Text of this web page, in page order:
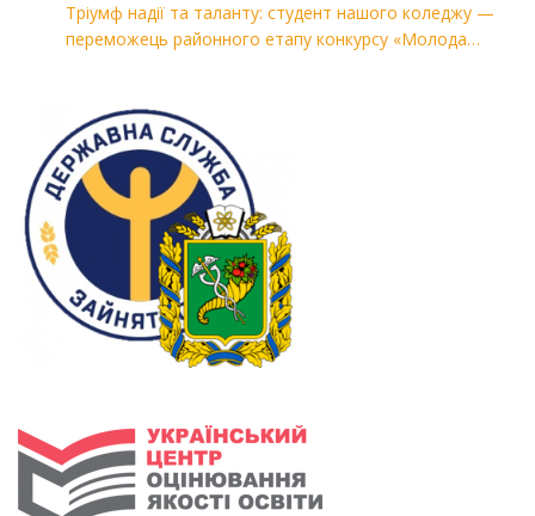
Тріумф надії та таланту: студент нашого коледжу —
переможець районного етапу конкурсу «Молода